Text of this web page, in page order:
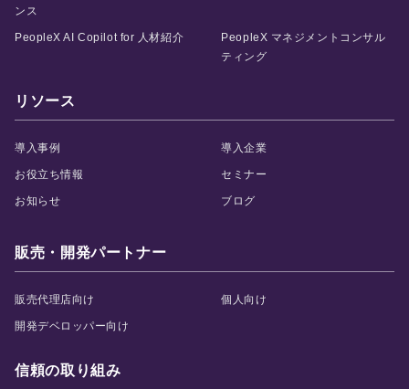
ンス
PeopleX AI Copilot for 人材紹介
PeopleX マネジメントコンサル
ティング
リソース
導入事例 導入企業
お役立ち情報 セミナー
お知らせ ブログ
販売・開発パートナー
販売代理店向け 個人向け
開発デベロッパー向け
信頼の取り組み